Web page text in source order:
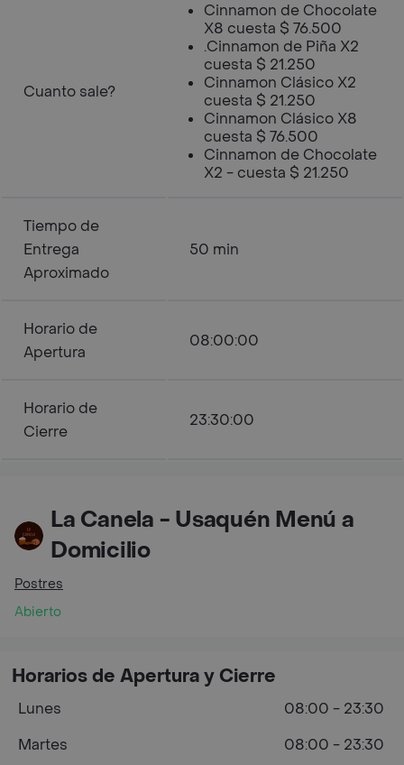
Cuanto sale?
Cinnamon de Chocolate
X8 cuesta $ 76.500
.Cinnamon de Piña X2
cuesta $ 21.250
Cinnamon Clásico X2
cuesta $ 21.250
Cinnamon Clásico X8
cuesta $ 76.500
Cinnamon de Chocolate
X2 - cuesta $ 21.250
Tiempo de
Entrega
Aproximado
50 min
Horario de
Apertura
08:00:00
Horario de
Cierre
23:30:00
La Canela - Usaquén Menú a
Domicilio
Postres
Abierto
Horarios de Apertura y Cierre
Lunes
08:00 - 23:30
Martes
08:00 - 23:30